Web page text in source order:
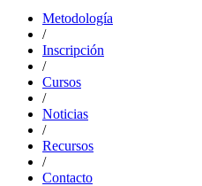
Metodología
/
Inscripción
/
Cursos
/
Noticias
/
Recursos
/
Contacto